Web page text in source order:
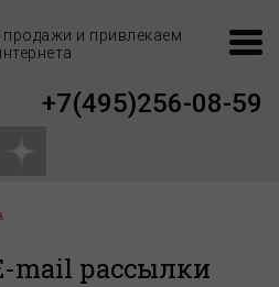
и привлекаем
+7(495)256-08-59
mail рассылки